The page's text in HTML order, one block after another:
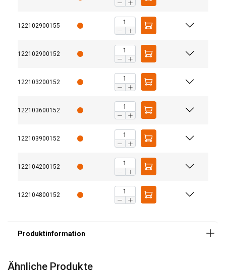
122102900155
122102900152
122103200152
122103600152
122103900152
122104200152
122104800152
Ähnliche Produkte